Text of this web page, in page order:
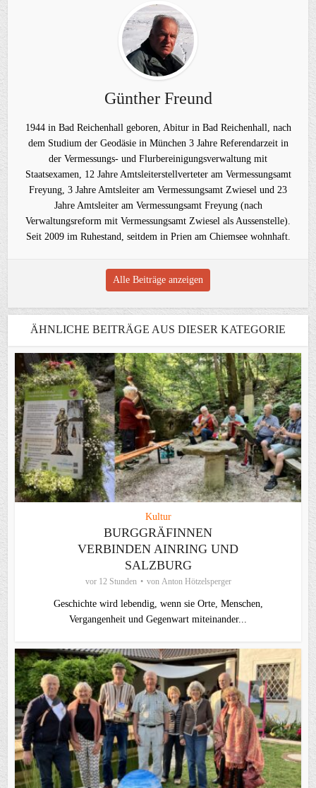
Günther Freund
1944 in Bad Reichenhall geboren, Abitur in Bad Reichenhall, nach
dem Studium der Geodäsie in München 3 Jahre Referendarzeit in
der Vermessungs- und Flurbereinigungsverwaltung mit
Staatsexamen, 12 Jahre Amtsleiterstellverteter am Vermessungsamt
Freyung, 3 Jahre Amtsleiter am Vermessungsamt Zwiesel und 23
Jahre Amtsleiter am Vermessungsamt Freyung (nach
Verwaltungsreform mit Vermessungsamt Zwiesel als Aussenstelle).
Seit 2009 im Ruhestand, seitdem in Prien am Chiemsee wohnhaft.
Alle Beiträge anzeigen
ÄHNLICHE BEITRÄGE AUS DIESER KATEGORIE
Kultur
BURGGRÄFINNEN
VERBINDEN AINRING UND
SALZBURG
vor 12 Stunden von Anton Hötzelsperger
Geschichte wird lebendig, wenn sie Orte, Menschen,
Vergangenheit und Gegenwart miteinander...